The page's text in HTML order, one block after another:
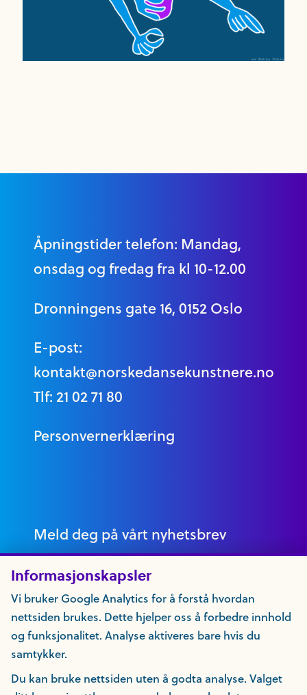
Åpningstider telefon: Mandag,
onsdag og fredag fra kl 10-12.00
Dronningens gate 16, 0152 Oslo
E-post:
kontakt@norskedansekunstnere.no
Tlf: 21 02 71 80
Personvernerklæring
Meld deg på vårt nyhetsbrev
Informasjonskapsler
Vi bruker Google Analytics for å forstå hvordan
nettsiden brukes. Dette hjelper oss å forbedre innhold
og funksjonalitet. Analyse aktiveres bare hvis du
samtykker.
Du kan bruke nettsiden uten å godta analyse. Valget